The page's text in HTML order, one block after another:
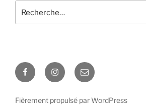
pour
FacebookInstagram
E-
mail
Fièrement propulsé par WordPress